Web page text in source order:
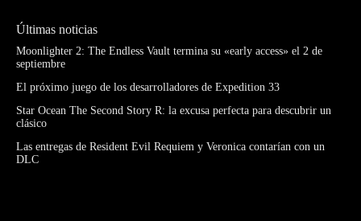
Últimas noticias
Moonlighter 2: The Endless Vault termina su «early access» el 2 de
septiembre
El próximo juego de los desarrolladores de Expedition 33
Star Ocean The Second Story R: la excusa perfecta para descubrir un
clásico
Las entregas de Resident Evil Requiem y Veronica contarían con un
DLC